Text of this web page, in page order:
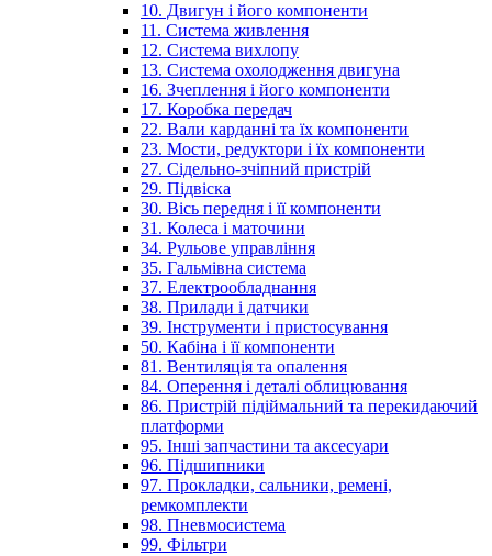
10. Двигун і його компоненти
11. Система живлення
12. Система вихлопу
13. Система охолодження двигуна
16. Зчеплення і його компоненти
17. Коробка передач
22. Вали карданні та їх компоненти
23. Мости, редуктори і їх компоненти
27. Сідельно-зчіпний пристрій
29. Підвіска
30. Вісь передня і її компоненти
31. Колеса і маточини
34. Рульове управління
35. Гальмівна система
37. Електрообладнання
38. Прилади і датчики
39. Інструменти і пристосування
50. Кабіна і її компоненти
81. Вентиляція та опалення
84. Оперення і деталі облицювання
86. Пристрій підіймальний та перекидаючий
платформи
95. Інші запчастини та аксесуари
96. Підшипники
97. Прокладки, сальники, ремені,
ремкомплекти
98. Пневмосистема
99. Фільтри